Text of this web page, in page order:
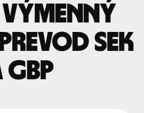
výmenný
SEK
GBP